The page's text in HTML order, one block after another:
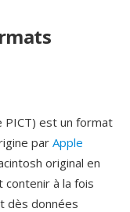
PICT) est un format
par Apple
original en
contenir à la fois
dès données